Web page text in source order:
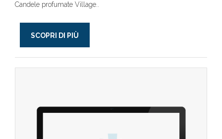
Candele profumate Village..
SCOPRI DI PIÙ